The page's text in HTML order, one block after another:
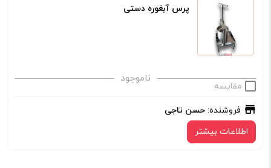
پرس آبغوره دستی
ناموجود
مقایسه
فروشنده: حسن تاجی
اطلاعات بیشتر